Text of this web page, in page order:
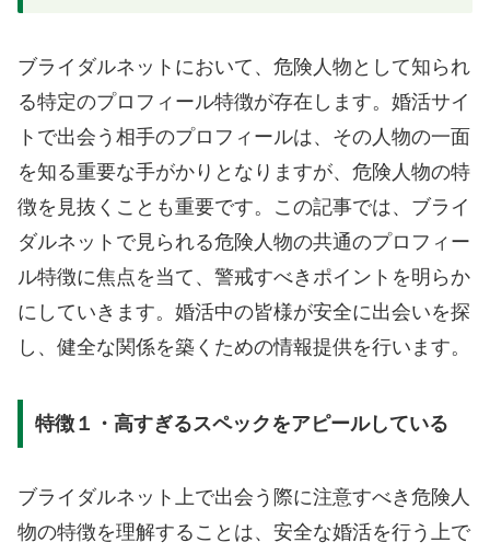
ブライダルネットにおいて、危険人物として知られ
る特定のプロフィール特徴が存在します。婚活サイ
トで出会う相手のプロフィールは、その人物の一面
を知る重要な手がかりとなりますが、危険人物の特
徴を見抜くことも重要です。この記事では、ブライ
ダルネットで見られる危険人物の共通のプロフィー
ル特徴に焦点を当て、警戒すべきポイントを明らか
にしていきます。婚活中の皆様が安全に出会いを探
し、健全な関係を築くための情報提供を行います。
特徴１・高すぎるスペックをアピールしている
ブライダルネット上で出会う際に注意すべき危険人
物の特徴を理解することは、安全な婚活を行う上で